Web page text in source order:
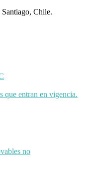
Chile.
que entran en vigencia.
no